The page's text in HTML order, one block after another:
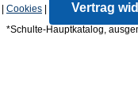
Cookies Vertrag
*Schulte-Hauptkatalog,